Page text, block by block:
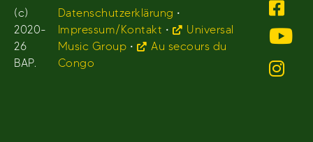
(c)
2020-
26
BAP.
Datenschutzerklärung •
Impressum/Kontakt •
Universal
Music Group •
Au secours du
Congo